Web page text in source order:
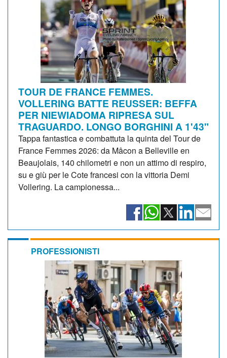
TOUR DE FRANCE FEMMES.
VOLLERING BATTE REUSSER: BEFFA
PER NIEWIADOMA RIPRESA SUL
TRAGUARDO. LONGO BORGHINI A 1'43"
Tappa fantastica e combattuta la quinta del Tour de
France Femmes 2026: da Mâcon a Belleville en
Beaujolais, 140 chilometri e non un attimo di respiro,
su e giù per le Cote francesi con la vittoria Demi
Vollering. La campionessa...
PROFESSIONISTI